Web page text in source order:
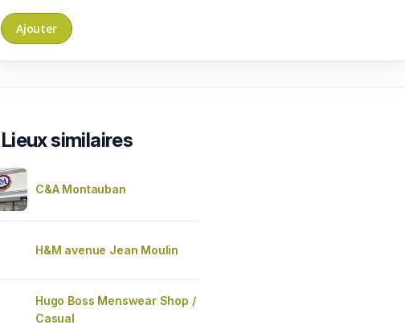
Lieux similaires
C&A Montauban
H&M avenue Jean Moulin
Hugo Boss Menswear Shop /
Casual